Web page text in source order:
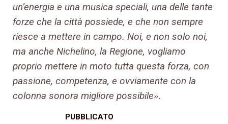
PUBBLICATO
un’energia e una musica speciali, una delle tante
forze che la città possiede, e che non sempre
riesce a mettere in campo. Noi, e non solo noi,
ma anche Nichelino, la Regione, vogliamo
proprio mettere in moto tutta questa forza, con
passione, competenza, e ovviamente con la
colonna sonora migliore possibile».